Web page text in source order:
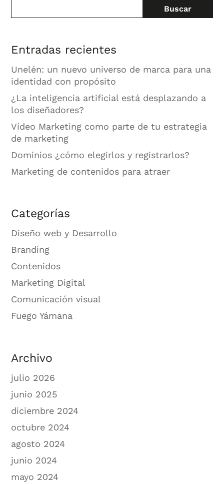
Buscar
Entradas recientes
Unelén: un nuevo universo de marca para una
identidad con propósito
¿La inteligencia artificial está desplazando a
los diseñadores?
Vídeo Marketing como parte de tu estrategia
de marketing
Dominios ¿cómo elegirlos y registrarlos?
Marketing de contenidos para atraer
Categorías
Diseño web y Desarrollo
Branding
Contenidos
Marketing Digital
Comunicación visual
Fuego Yámana
Archivo
julio 2026
junio 2025
diciembre 2024
octubre 2024
agosto 2024
junio 2024
mayo 2024